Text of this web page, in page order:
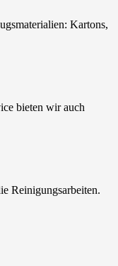
Kartons,
bieten wir auch
Reinigungsarbeiten.